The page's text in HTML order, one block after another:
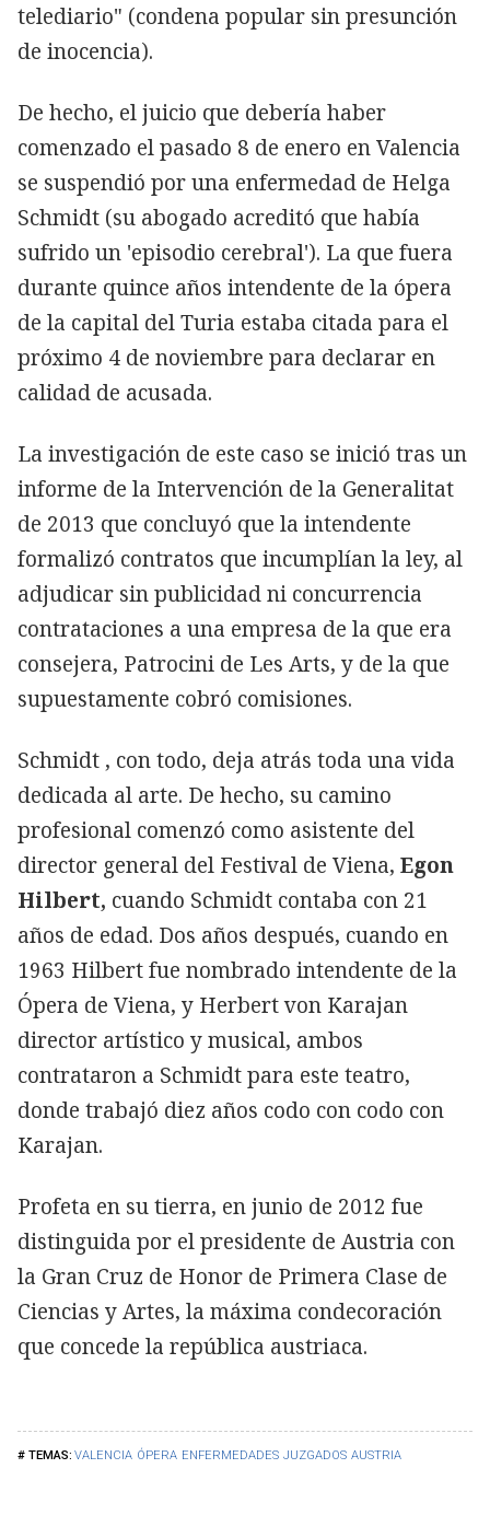
VALENCIA ÓPERA ENFERMEDADES JUZGADOS AUSTRIA
telediario" (condena popular sin presunción
de inocencia).
De hecho, el juicio que debería haber
comenzado el pasado 8 de enero en Valencia
se suspendió por una enfermedad de Helga
Schmidt (su abogado acreditó que había
sufrido un 'episodio cerebral'). La que fuera
durante quince años intendente de la ópera
de la capital del Turia estaba citada para el
próximo 4 de noviembre para declarar en
calidad de acusada.
La investigación de este caso se inició tras un
informe de la Intervención de la Generalitat
de 2013 que concluyó que la intendente
formalizó contratos que incumplían la ley, al
adjudicar sin publicidad ni concurrencia
contrataciones a una empresa de la que era
consejera, Patrocini de Les Arts, y de la que
supuestamente cobró comisiones.
Schmidt , con todo, deja atrás toda una vida
dedicada al arte. De hecho, su camino
profesional comenzó como asistente del
director general del Festival de Viena, Egon
Hilbert, cuando Schmidt contaba con 21
años de edad. Dos años después, cuando en
1963 Hilbert fue nombrado intendente de la
Ópera de Viena, y Herbert von Karajan
director artístico y musical, ambos
contrataron a Schmidt para este teatro,
donde trabajó diez años codo con codo con
Karajan.
Profeta en su tierra, en junio de 2012 fue
distinguida por el presidente de Austria con
la Gran Cruz de Honor de Primera Clase de
Ciencias y Artes, la máxima condecoración
que concede la república austriaca.